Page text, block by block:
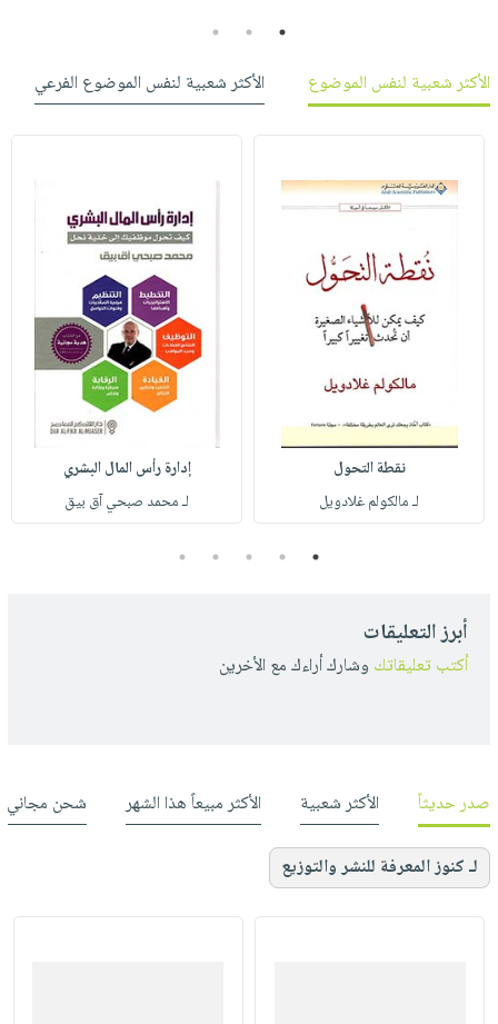
1
2
3
الأكثر شعبية لنفس الموضوع
الأكثر شعبية لنفس الموضوع الفرعي
نقطة التحول
لـ مالكولم غلادويل
إدارة رأس المال البشري
لـ محمد صبحي آق بيق
1
2
3
4
5
أبرز التعليقات
أكتب تعليقاتك وشارك أراءك مع الأخرين
صدر حديثاً الأكثر شعبية الأكثر مبيعاً هذا الشهر شحن مجاني
لـ كنوز المعرفة للنشر والتوزيع